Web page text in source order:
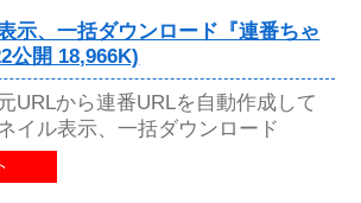
示、一括ダウンロード『連番ちゃ
公開 18,966K)
URLから連番URLを自動作成して
イル表示、一括ダウンロード